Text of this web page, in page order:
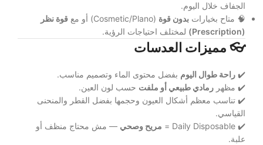
الجفاف خلال اليوم.
🧠 متاح بخيارات بدون قوة (Cosmetic/Plano) أو مع
قوة نظر
(Prescription)
لمختلف احتياجات الرؤية.
👓 مميزات العدسات
✔️ راحة طوال اليوم بفضل محتوى الماء وتصميم مناسب.
✔️ مظهر رمادي طبيعي أو ملفت حسب لون العين.
✔️ تناسب معظم أشكال العيون وحجمها بفضل القطر والمنحنى
القياسي.
✔️ Daily Disposable =
مريح وصحي — مش محتاج منظف أو
علبة.